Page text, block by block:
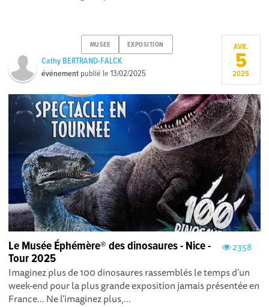
MUSEE EXPOSITION
Cathy BERTRAND-FALCK
événement publié le13/02/2025
AVR.
5
2025
2358
Le Musée Éphémère® des dinosaures - Nice -
Tour 2025
Imaginez plus de 100 dinosaures rassemblés le temps d’un
week-end pour la plus grande exposition jamais présentée en
France… Ne l’imaginez plus,...